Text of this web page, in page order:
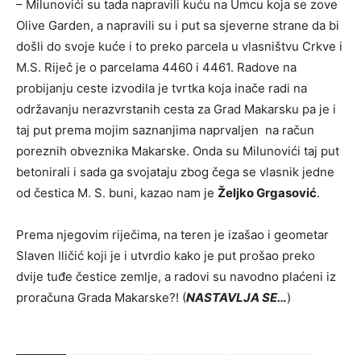
– Milunovići su tada napravili kuću na Umcu koja se zove
Olive Garden, a napravili su i put sa sjeverne strane da bi
došli do svoje kuće i to preko parcela u vlasništvu Crkve i
M.S. Riječ je o parcelama 4460 i 4461. Radove na
probijanju ceste izvodila je tvrtka koja inače radi na
održavanju nerazvrstanih cesta za Grad Makarsku pa je i
taj put prema mojim saznanjima naprvaljen na račun
poreznih obveznika Makarske. Onda su Milunovići taj put
betonirali i sada ga svojataju zbog čega se vlasnik jedne
od čestica M. S. buni, kazao nam je Željko Grgasović.
Prema njegovim riječima, na teren je izašao i geometar
Slaven Iličić koji je i utvrdio kako je put prošao preko
dvije tuđe čestice zemlje, a radovi su navodno plaćeni iz
proračuna Grada Makarske?! (NASTAVLJA SE…)